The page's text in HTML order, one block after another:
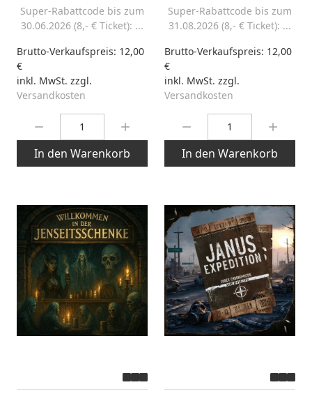
Super-Rabattcode bis zum
30.06.2026 (8,- € Ticket): ...
Brutto-Verkaufspreis: 12,00
€
inkl. MwSt. zzgl.
Versandkosten
In den Warenkorb
Super-Rabattcode bis zum
31.08.2026 (8,- € Ticket): ...
Brutto-Verkaufspreis: 12,00
€
inkl. MwSt. zzgl.
Versandkosten
In den Warenkorb